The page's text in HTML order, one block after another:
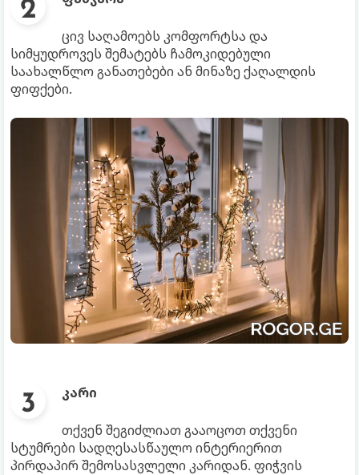
ცივ საღამოებს კომფორტსა და
სიმყუდროვეს შემატებს ჩამოკიდებული
საახალწლო განათებები ან მინაზე ქაღალდის
ფიფქები.
კარი
თქვენ შეგიძლიათ გააოცოთ თქვენი
სტუმრები სადღესასწაულო ინტერიერით
პირდაპირ შემოსასვლელი კარიდან. ფიჭვის